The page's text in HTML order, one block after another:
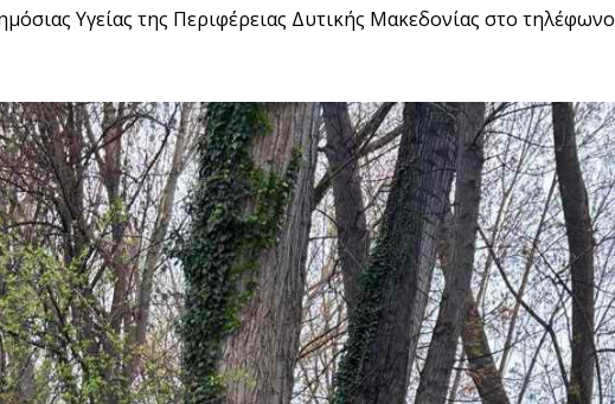
Υγείας της Περιφέρειας Δυτικής Μακεδονίας στο τηλέφωνο